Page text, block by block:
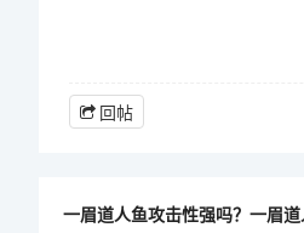
回帖
一眉道人鱼攻击性强吗？一眉